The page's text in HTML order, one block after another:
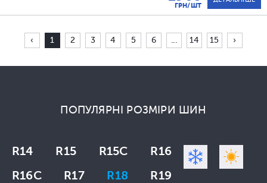
ГРН/ШТ
‹ 1 2 3 4 5 6 ... 14 15 ›
ПОПУЛЯРНІ РОЗМІРИ ШИН
R14 R15 R15C
R16
R16C
R17 R18
R19